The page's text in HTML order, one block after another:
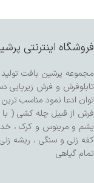
فروشگاه اینترنتی
مجموعه پرشین بافت
تابلوفرش و فرش زیرپایی
توان ادعا نمود مناسب
فرش از قبیل چله کشی ( با
پشم و مرینوس و کرک ،
کفه زنی و سنگی ، ریشه
تمام گیاهی